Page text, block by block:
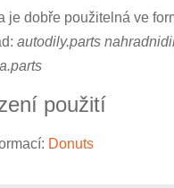
je dobře použitelná ve
autodily.parts
použití
Donuts